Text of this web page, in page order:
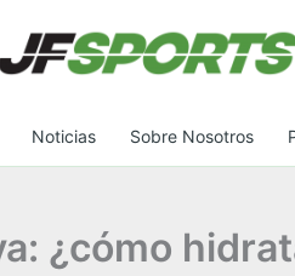
Noticias Sobre Nosotros
¿cómo